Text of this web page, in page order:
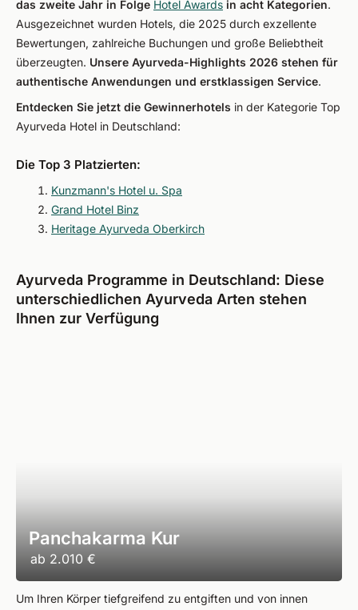
das zweite Jahr in Folge Hotel Awards in acht Kategorien.
Ausgezeichnet wurden Hotels, die 2025 durch exzellente
Bewertungen, zahlreiche Buchungen und große Beliebtheit
überzeugten. Unsere Ayurveda-Highlights 2026 stehen für
authentische Anwendungen und erstklassigen Service.
Entdecken Sie jetzt die Gewinnerhotels in der Kategorie Top
Ayurveda Hotel in Deutschland:
Die Top 3 Platzierten:
Kunzmann's Hotel u. Spa
Grand Hotel Binz
Heritage Ayurveda Oberkirch
Ayurveda Programme in Deutschland: Diese
unterschiedlichen Ayurveda Arten stehen
Ihnen zur Verfügung
Panchakarma Kur
ab 2.010 €
Um Ihren Körper tiefgreifend zu entgiften und von innen